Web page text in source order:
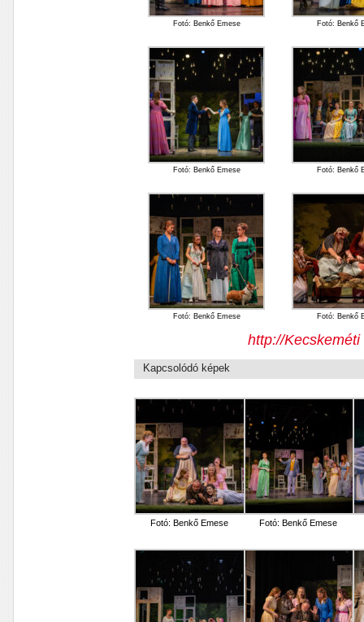
Fotó: Benkő Emese Fotó: Benkő
Fotó: Benkő Emese Fotó: Benkő
Fotó: Benkő Emese Fotó: Benkő
http://
Kapcsolódó képek
Fotó: Benkő Emese Fotó: Benkő Emese